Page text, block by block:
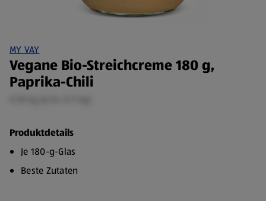
MY VAY
Vegane Bio-Streichcreme 180 g,
Paprika-Chili
Produktdetails
Je 180-g-Glas
Beste Zutaten